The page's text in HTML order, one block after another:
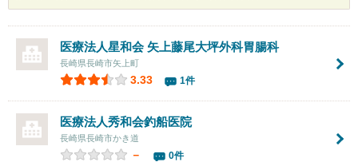
医療法人星和会 矢上藤尾大坪外科胃腸科
長崎県長崎市矢上町
3.33 1件
医療法人秀和会釣船医院
長崎県長崎市かき道
－ 0件